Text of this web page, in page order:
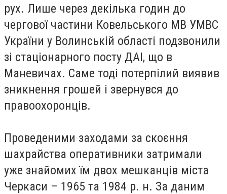
рух. Лише через декілька годин до
чергової частини Ковельського МВ УМВС
України у Волинській області подзвонили
зі стаціонарного посту ДАІ, що в
Маневичах. Саме тоді потерпілий виявив
зникнення грошей і звернувся до
правоохоронців.
Проведеними заходами за скоєння
шахрайства оперативники затримали
уже знайомих їм двох мешканців міста
Черкаси – 1965 та 1984 р. н. За даним